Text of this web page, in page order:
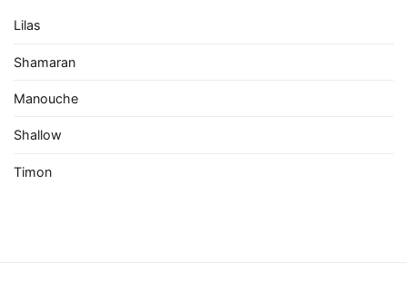
Lilas
Shamaran
Manouche
Shallow
Timon